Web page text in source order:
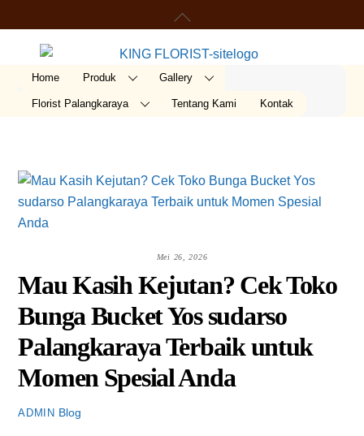
to
Home Produk Gallery
Florist Palangkaraya Tentang Kami Kontak
Mei 26, 2026
Mau Kasih Kejutan? Cek Toko
Bunga Bucket Yos sudarso
Palangkaraya Terbaik untuk
Momen Spesial Anda
ADMIN Blog
Back
Top